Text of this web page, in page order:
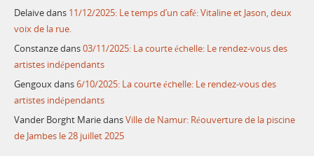
Delaivedans 11/12/2025: Le temps d’un café: Vitaline et Jason, deux
voix de la rue.
Constanzedans03/11/2025: La courte échelle: Le rendez-vous des
artistes indépendants
Gengouxdans6/10/2025: La courte échelle: Le rendez-vous des
artistes indépendants
Vander Borght MariedansVille de Namur: Réouverture de la piscine
de Jambes le 28 juillet 2025